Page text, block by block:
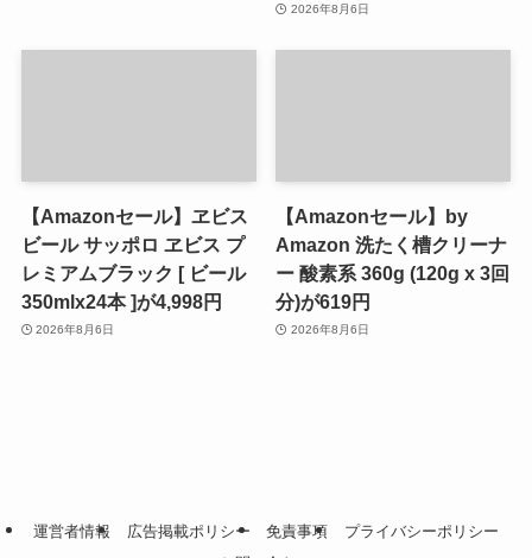
2026年8月6日
【Amazonセール】ヱビス
ビール サッポロ ヱビス プ
レミアムブラック [ ビール
350mlx24本 ]が4,998円
2026年8月6日
【Amazonセール】by
Amazon 洗たく槽クリーナ
ー 酸素系 360g (120g x 3回
分)が619円
2026年8月6日
運営者情報 広告掲載ポリシー 免責事項
プライバシーポリシー